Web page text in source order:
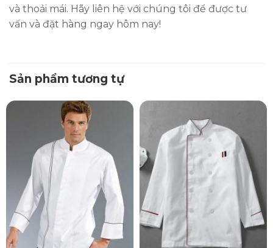
và thoải mái. Hãy liên hệ với chúng tôi để được tư
vấn và đặt hàng ngay hôm nay!
Sản phẩm tương tự